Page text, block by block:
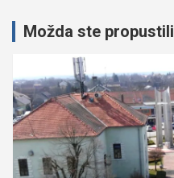
Možda ste propustili